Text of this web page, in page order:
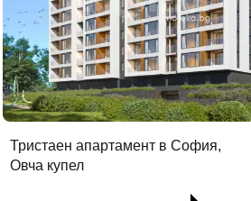
Тристаен апартамент в София,
Овча купел